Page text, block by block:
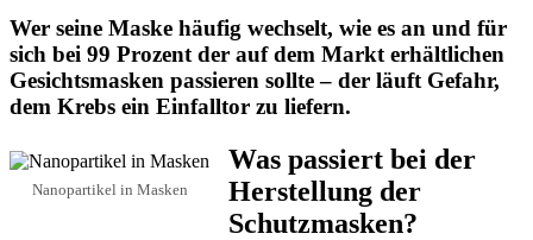
Wer seine Maske häufig wechselt, wie es an und für
sich bei 99 Prozent der auf dem Markt erhältlichen
Gesichtsmasken passieren sollte – der läuft Gefahr,
dem Krebs ein Einfalltor zu liefern.
Nanopartikel in Masken
Was passiert bei der
Herstellung der
Schutzmasken?